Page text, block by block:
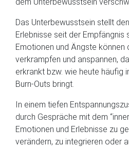
Das Unterbewusstsein stellt
Erlebnisse seit der Empfängnis
Emotionen und Ängste können
verkrampfen und anspannen,
erkrankt bzw. wie heute häufig
Burn-Outs bringt.
In einem tiefen
durch Gespräche mit dem
Emotionen und Erlebnisse zu
verändern, zu integrieren oder